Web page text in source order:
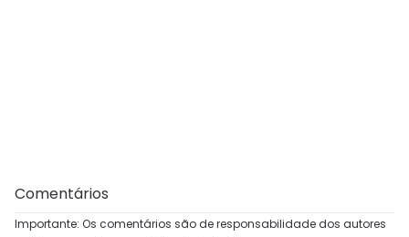
Comentários
Importante: Os comentários são de responsabilidade dos autores